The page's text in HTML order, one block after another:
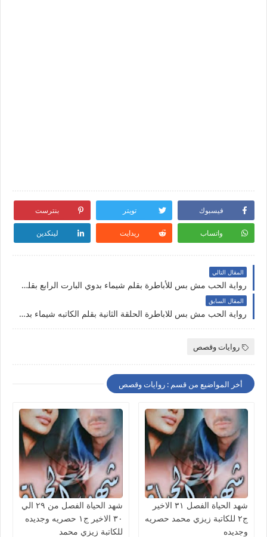
فيسبوك تويتر بنترست
واتساب ريدايت لينكدين
المقال التالي
رواية الحب مش بس للأباطرة بقلم شيماء بدوي البارت الرابع بقلم شيماء بدوي حصريه وجديده على مدونة النجم المتوهج للروايات والمعلومات
المقال السابق
رواية الحب مش بس للاباطرة الحلقة الثانية بقلم الكاتبه شيماء بدوي حصريه وجديده على مدونة النجم المتوهج للروايات والمعلومات
روايات وقصص
أخر المواضيع من قسم : روايات وقصص
شهد الحياة الفصل ٣١ الاخير
ج٢ للكاتبة زيزي محمد حصريه
وجديده
شهد الحياة الفصل من ٢٩ الي
٣٠ الاخير ج١ حصريه وجديده
للكاتبة زيزي محمد